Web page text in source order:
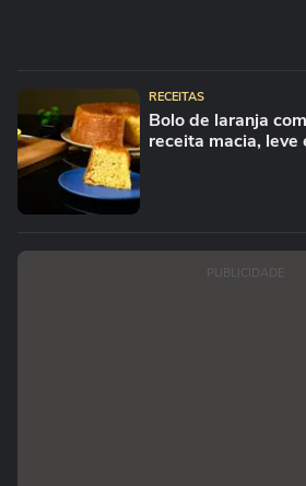
RECEITAS
Bolo de laranja
receita macia, leve
PUBLICIDADE